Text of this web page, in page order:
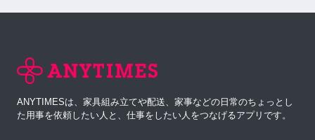
ANYTIMESは、家具組み立てや配送、家事などの日常のちょっとし
た用事を依頼したい人と、仕事をしたい人をつなげるアプリです。